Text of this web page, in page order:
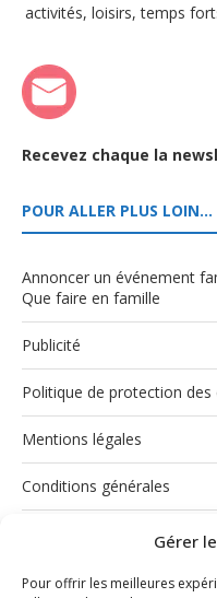
Gérer
Pour offrir les meilleures
activités, loisirs, temps
Recevez chaque la
POUR ALLER PLUS LOIN…
Annoncer un événement
Que faire en famille
Publicité
Politique de protection
Mentions légales
Conditions générales
Politique de cookies (UE)